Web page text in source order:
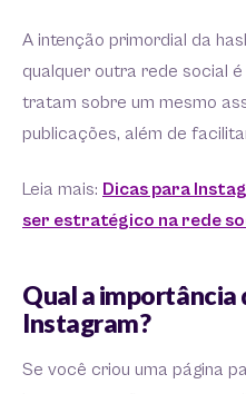
A intenção primordial da
qualquer outra rede social
tratam sobre um mesmo
publicações, além de
Leia mais: Dicas para
ser estratégico na rede
Qual a importância
Instagram?
Se você criou uma página